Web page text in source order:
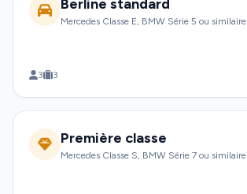
Berline standard
Mercedes Classe E, BMW Série 5 ou similaire
3 3
Première classe
Mercedes Classe S, BMW Série 7 ou similaire